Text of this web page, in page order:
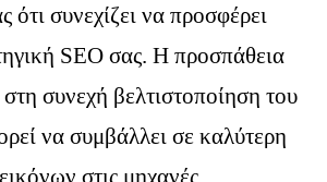
ότι συνεχίζει να προσφέρει
SEO σας. Η προσπάθεια
συνεχή βελτιστοποίηση του
να συμβάλλει σε καλύτερη
στις μηχανές